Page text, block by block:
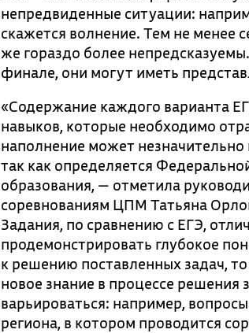
непредвиденные ситуации:
скажется волнение. Тем не менее
же гораздо более
финале, они могут иметь
«Содержание каждого варианта
навыков, которые необходимо
наполнение может
так как определяется
образования, — отметила
соревнованиям ЦПМ Татьяна
Задания, по сравнению с ЕГЭ,
продемонстрировать глубокое
к решению поставленных задач,
новое знание в процессе
варьироваться: например,
региона, в котором проводится